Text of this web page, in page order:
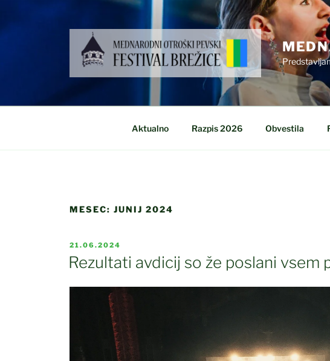
Aktualno Razpis 2026 Obvestila
MESEC: JUNIJ 2024
OBJAVLJENO
DNE
21.06.2024
Rezultati avdicij so že poslani vsem